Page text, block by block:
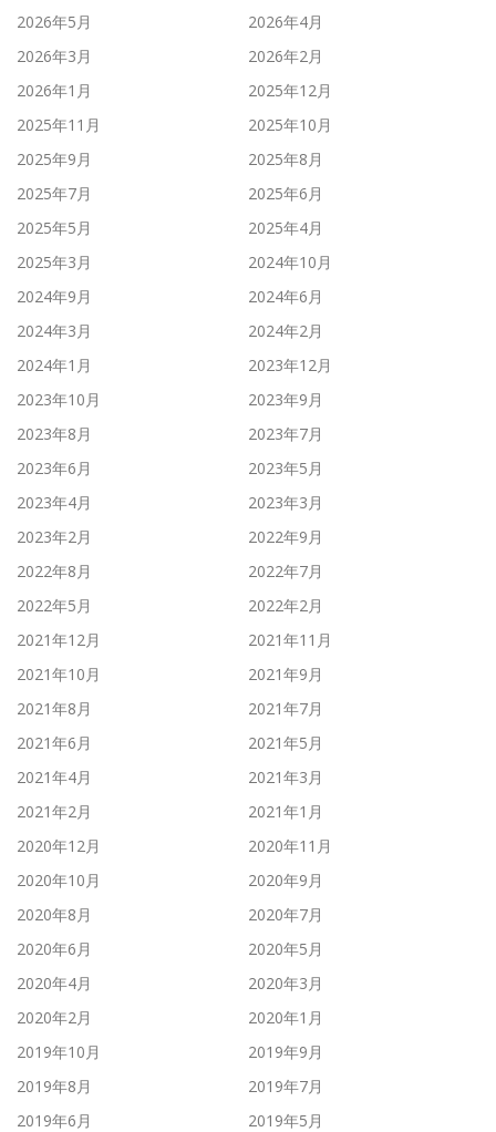
2026年5月
2026年4月
2026年3月
2026年2月
2026年1月
2025年12月
2025年11月
2025年10月
2025年9月
2025年8月
2025年7月
2025年6月
2025年5月
2025年4月
2025年3月
2024年10月
2024年9月
2024年6月
2024年3月
2024年2月
2024年1月
2023年12月
2023年10月
2023年9月
2023年8月
2023年7月
2023年6月
2023年5月
2023年4月
2023年3月
2023年2月
2022年9月
2022年8月
2022年7月
2022年5月
2022年2月
2021年12月
2021年11月
2021年10月
2021年9月
2021年8月
2021年7月
2021年6月
2021年5月
2021年4月
2021年3月
2021年2月
2021年1月
2020年12月
2020年11月
2020年10月
2020年9月
2020年8月
2020年7月
2020年6月
2020年5月
2020年4月
2020年3月
2020年2月
2020年1月
2019年10月
2019年9月
2019年8月
2019年7月
2019年6月
2019年5月